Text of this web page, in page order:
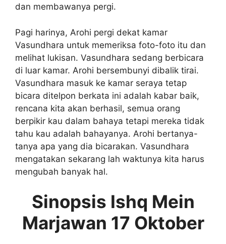
dan membawanya pergi.
Pagi harinya, Arohi pergi dekat kamar
Vasundhara untuk memeriksa foto-foto itu dan
melihat lukisan. Vasundhara sedang berbicara
di luar kamar. Arohi bersembunyi dibalik tirai.
Vasundhara masuk ke kamar seraya tetap
bicara ditelpon berkata ini adalah kabar baik,
rencana kita akan berhasil, semua orang
berpikir kau dalam bahaya tetapi mereka tidak
tahu kau adalah bahayanya. Arohi bertanya-
tanya apa yang dia bicarakan. Vasundhara
mengatakan sekarang lah waktunya kita harus
mengubah banyak hal.
Sinopsis Ishq Mein
Marjawan 17 Oktober